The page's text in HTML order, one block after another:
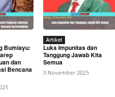
Bumiayu:
dan
Bencana
Artikel
Luka Impunitas dan
Tanggung Jawab Kita
Semua
3 November 2025